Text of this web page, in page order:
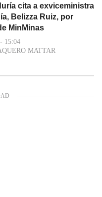
cita a exviceministra
Belizza Ruiz, por
MinMinas
15:04
MATTAR